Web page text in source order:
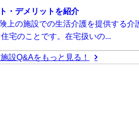
・デメリットを紹介
上の施設での生活介護を提供する介
宅のことです。在宅扱いの...
設Q&Aをもっと見る！